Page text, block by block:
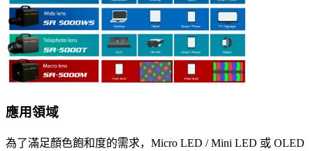
應用領域
為了滿足顏色飽和度的需求，Micro LED / Mini LED 或 OLED